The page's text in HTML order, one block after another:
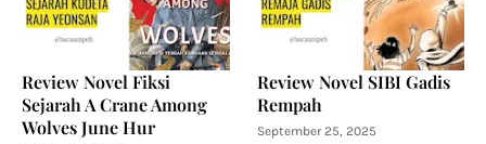
Review Novel Fiksi
Sejarah A Crane Among
Wolves June Hur
Review Novel SIBI Gadis
Rempah
September 25, 2025